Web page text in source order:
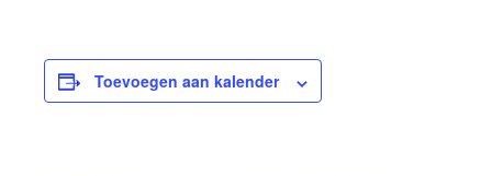
Toevoegen aan kalender